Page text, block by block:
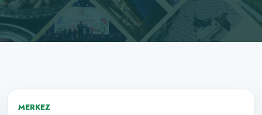
MERKEZ